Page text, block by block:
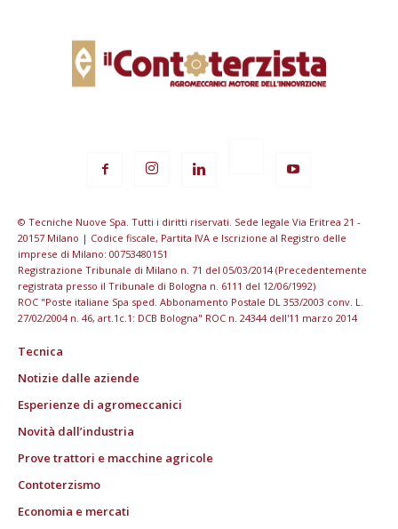
© Tecniche Nuove Spa. Tutti i diritti riservati. Sede legale Via Eritrea 21 -
20157 Milano | Codice fiscale, Partita IVA e Iscrizione al Registro delle
imprese di Milano: 00753480151
Registrazione Tribunale di Milano n. 71 del 05/03/2014 (Precedentemente
registrata presso il Tribunale di Bologna n. 6111 del 12/06/1992)
ROC "Poste italiane Spa sped. Abbonamento Postale DL 353/2003 conv. L.
27/02/2004 n. 46, art.1c.1: DCB Bologna" ROC n. 24344 dell'11 marzo 2014
Tecnica
Notizie dalle aziende
Esperienze di agromeccanici
Novità dall’industria
Prove trattori e macchine agricole
Contoterzismo
Economia e mercati